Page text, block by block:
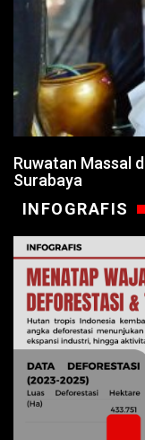
Ruwatan Massal
Surabaya
INFOGRAFIS